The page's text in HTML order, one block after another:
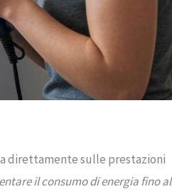
direttamente sulle prestazioni
il consumo di energia fino al